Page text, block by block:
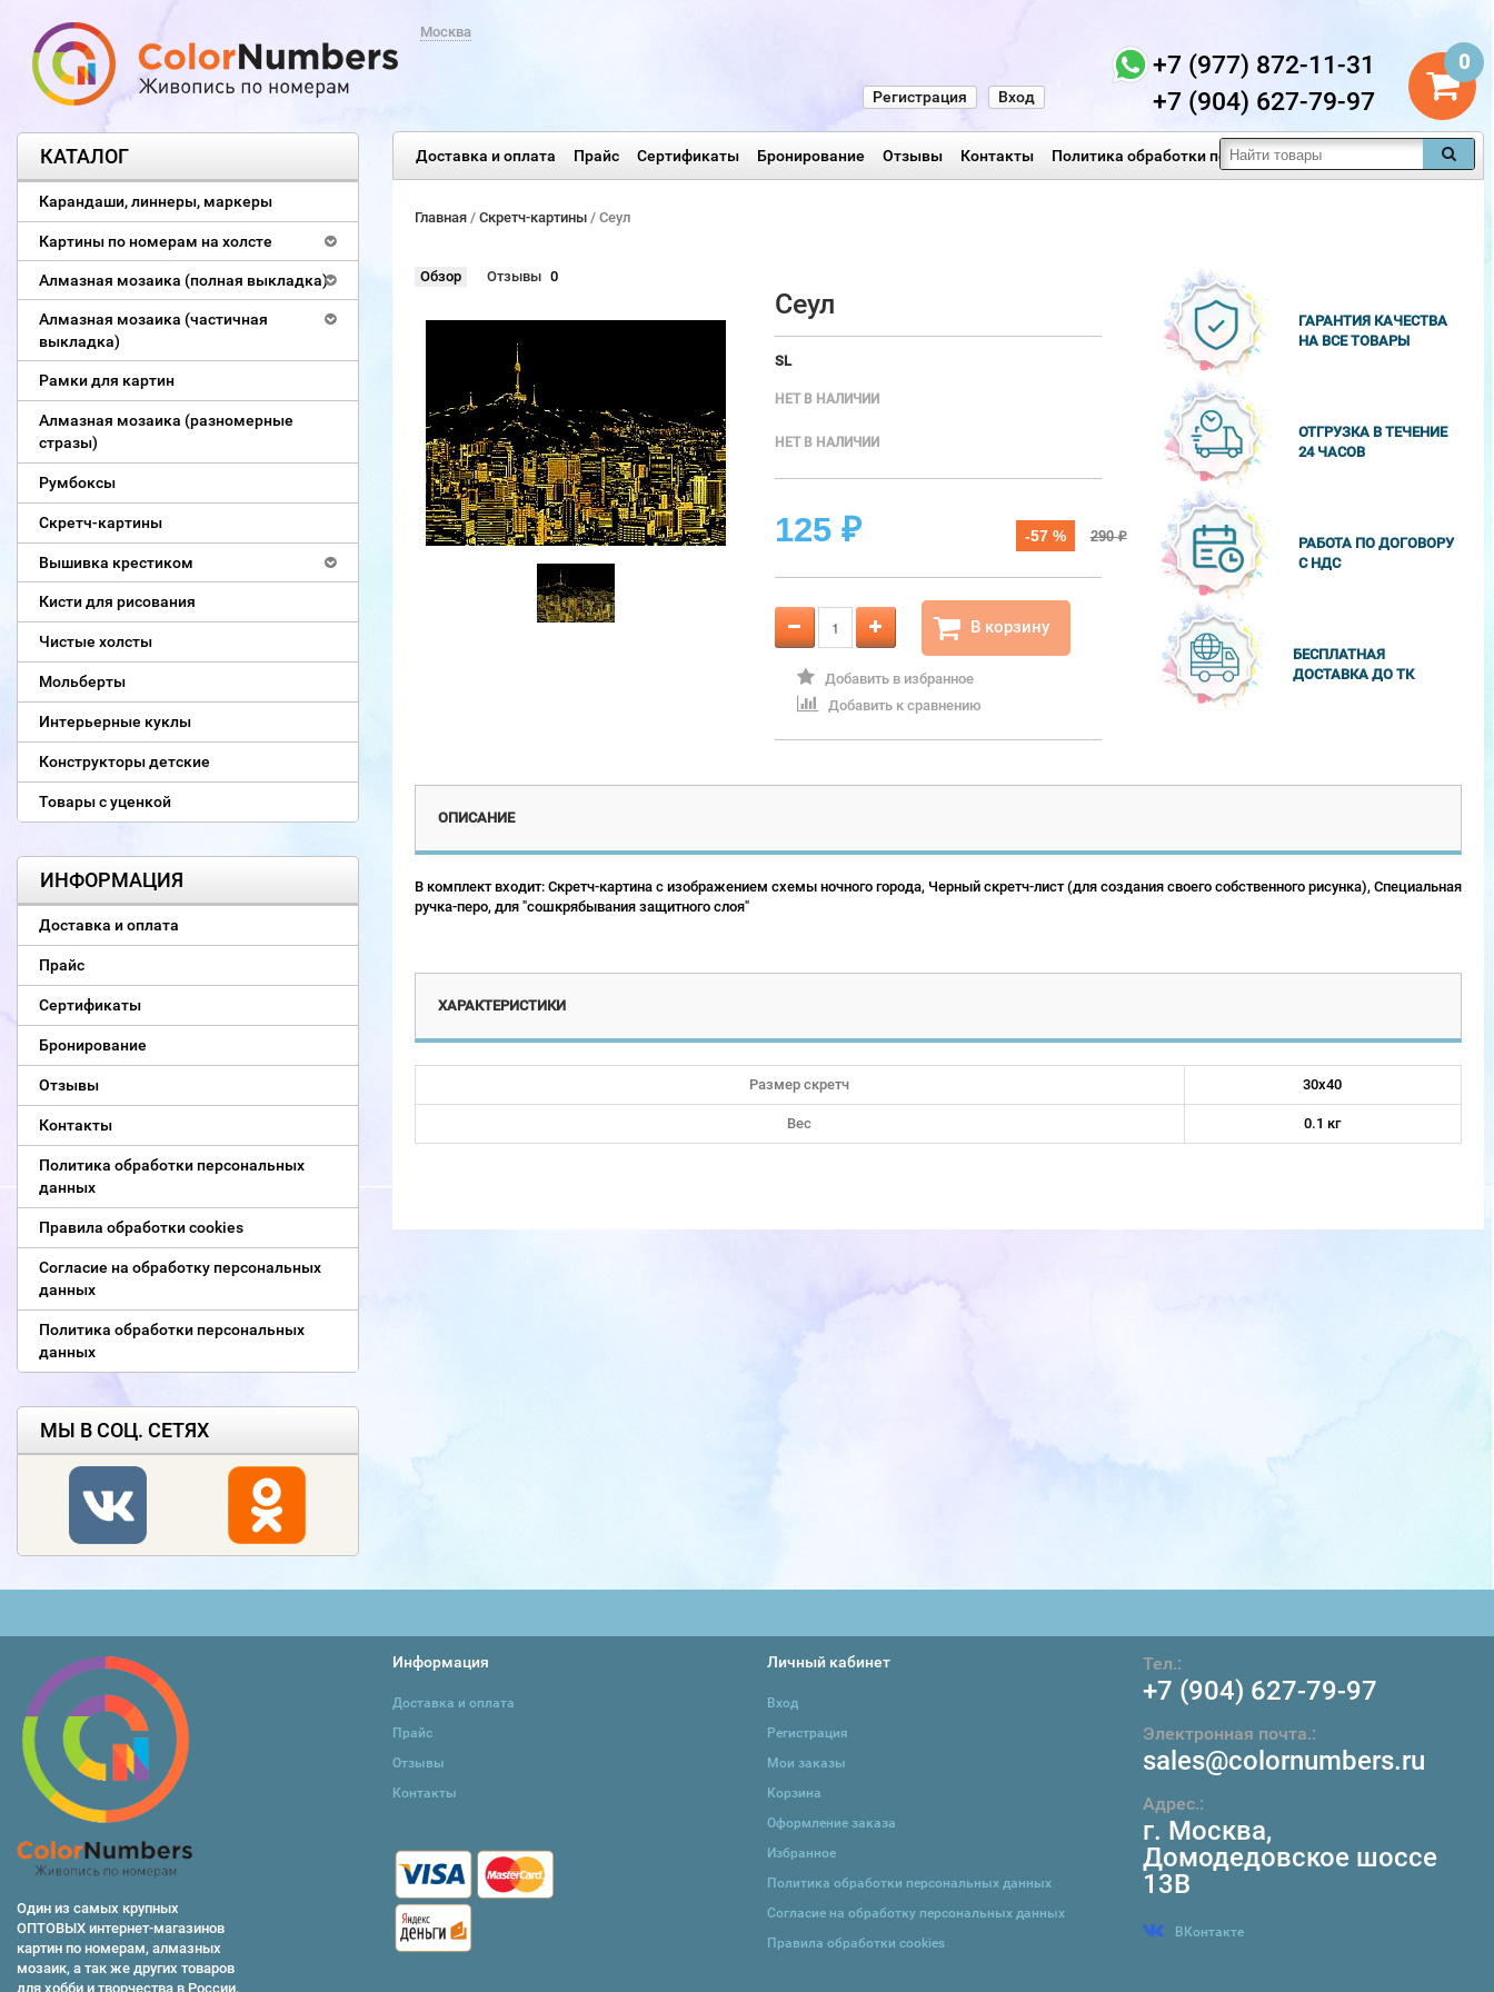
Москва
0
+7 (977) 872-11-31
+7 (904) 627-79-97
Вход
Регистрация
Доставка и оплата Прайс Сертификаты Бронирование Отзывы Контакты Политика обработки персональных данных
КАТАЛОГ
Карандаши, линнеры, маркеры
Картины по номерам на холсте
Алмазная мозаика (полная выкладка)
Алмазная мозаика (частичная
выкладка)
Рамки для картин
Алмазная мозаика (разномерные
стразы)
Румбоксы
Скретч-картины
Вышивка крестиком
Кисти для рисования
Чистые холсты
Мольберты
Интерьерные куклы
Конструкторы детские
Товары с уценкой
ИНФОРМАЦИЯ
Доставка и оплата
Прайс
Сертификаты
Бронирование
Отзывы
Контакты
Политика обработки персональных
данных
Правила обработки cookies
Согласие на обработку персональных
данных
Политика обработки персональных
данных
МЫ В СОЦ. СЕТЯХ
Главная/ Скретч-картины / Сеул
Обзор Отзывы 0
Сеул
SL
НЕТ В НАЛИЧИИ
НЕТ В НАЛИЧИИ
125 ₽ -57 % 290₽
В корзину
Добавить в избранное
Добавить к сравнению
ГАРАНТИЯ КАЧЕСТВА
НА ВСЕ ТОВАРЫ
ОТГРУЗКА В ТЕЧЕНИЕ
24 ЧАСОВ
РАБОТА ПО ДОГОВОРУ
С НДС
БЕСПЛАТНАЯ
ДОСТАВКА ДО ТК
ОПИСАНИЕ
В комплект входит: Скретч-картина с изображением схемы ночного города, Черный скретч-лист (для создания своего собственного рисунка), Специальная
ручка-перо, для "сошкрябывания защитного слоя"
ХАРАКТЕРИСТИКИ
Размер скретч 30x40
Вес 0.1 кг
Один из самых крупных
ОПТОВЫХ интернет-магазинов
картин по номерам, алмазных
мозаик, а так же других товаров
для хобби и творчества в России.
Информация
Доставка и оплата
Прайс
Отзывы
Контакты
Личный кабинет
Вход
Регистрация
Мои заказы
Корзина
Оформление заказа
Избранное
Политика обработки персональных данных
Согласие на обработку персональных данных
Правила обработки cookies
Тел.:
+7 (904) 627-79-97
Электронная почта.:
sales@colornumbers.ru
Адрес.:
г. Москва,
Домодедовское шоссе
13В
ВКонтакте